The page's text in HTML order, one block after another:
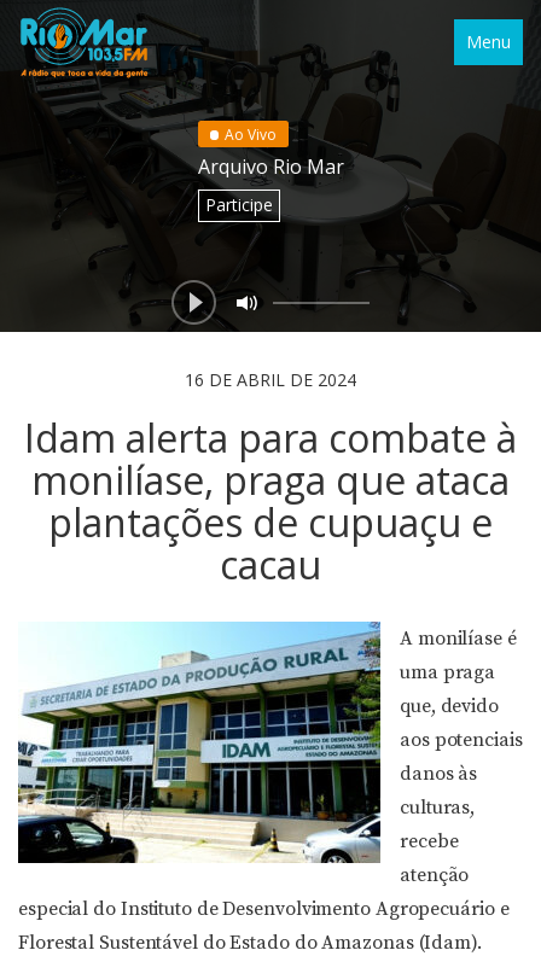
Menu
Ao Vivo
Arquivo Rio Mar
Participe
16 DE ABRIL DE 2024
Idam alerta para combate à
monilíase, praga que ataca
plantações de cupuaçu e
cacau
A monilíase é
uma praga
que, devido
aos potenciais
danos às
culturas,
recebe
atenção
especial do Instituto de Desenvolvimento Agropecuário e
Florestal Sustentável do Estado do Amazonas (Idam).